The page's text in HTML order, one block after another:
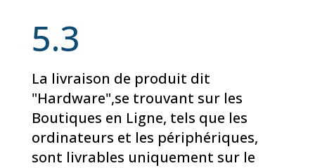
5.3
La livraison de produit dit
"Hardware",se trouvant sur les
Boutiques en Ligne, tels que les
ordinateurs et les périphériques,
sont livrables uniquement sur le